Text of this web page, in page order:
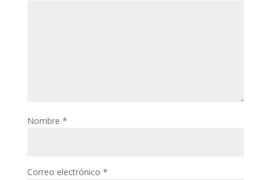
Nombre *
Correo electrónico *